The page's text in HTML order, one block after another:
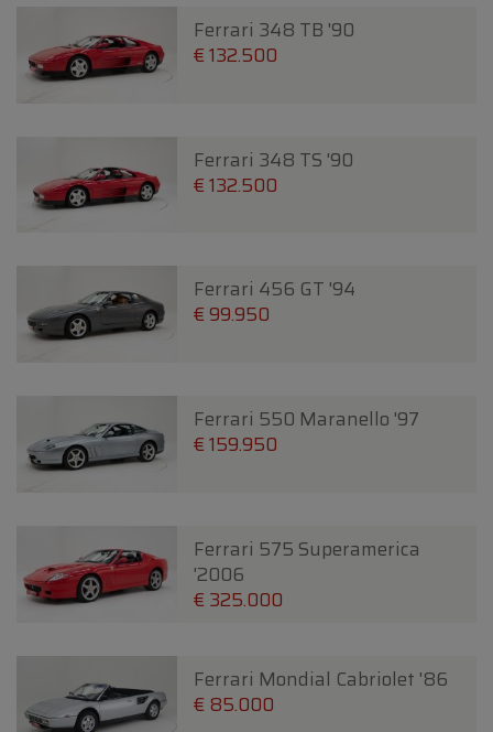
Ferrari 348 TB '90
€ 132.500
Ferrari 348 TS '90
€ 132.500
Ferrari 456 GT '94
€ 99.950
Ferrari 550 Maranello '97
€ 159.950
Ferrari 575 Superamerica
'2006
€ 325.000
Ferrari Mondial Cabriolet '86
€ 85.000